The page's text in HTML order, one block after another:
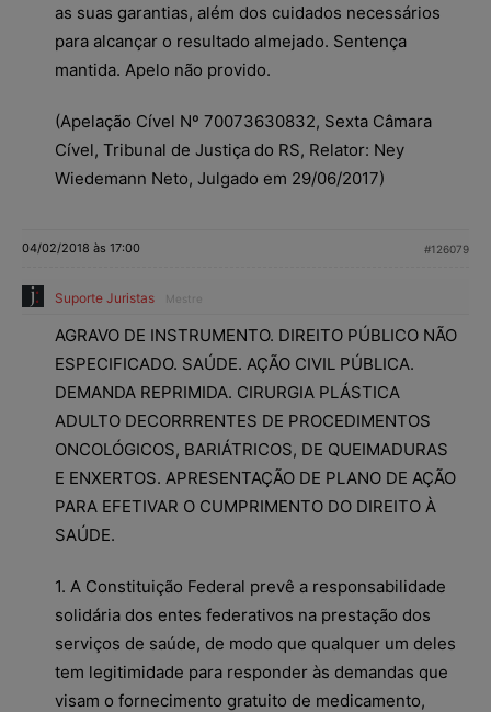
as suas garantias, além dos cuidados necessários
para alcançar o resultado almejado. Sentença
mantida. Apelo não provido.
(Apelação Cível Nº 70073630832, Sexta Câmara
Cível, Tribunal de Justiça do RS, Relator: Ney
Wiedemann Neto, Julgado em 29/06/2017)
04/02/2018 às 17:00 #126079
Suporte Juristas Mestre
AGRAVO DE INSTRUMENTO. DIREITO PÚBLICO NÃO
ESPECIFICADO. SAÚDE. AÇÃO CIVIL PÚBLICA.
DEMANDA REPRIMIDA. CIRURGIA PLÁSTICA
ADULTO DECORRRENTES DE PROCEDIMENTOS
ONCOLÓGICOS, BARIÁTRICOS, DE QUEIMADURAS
E ENXERTOS. APRESENTAÇÃO DE PLANO DE AÇÃO
PARA EFETIVAR O CUMPRIMENTO DO DIREITO À
SAÚDE.
1. A Constituição Federal prevê a responsabilidade
solidária dos entes federativos na prestação dos
serviços de saúde, de modo que qualquer um deles
tem legitimidade para responder às demandas que
visam o fornecimento gratuito de medicamento,